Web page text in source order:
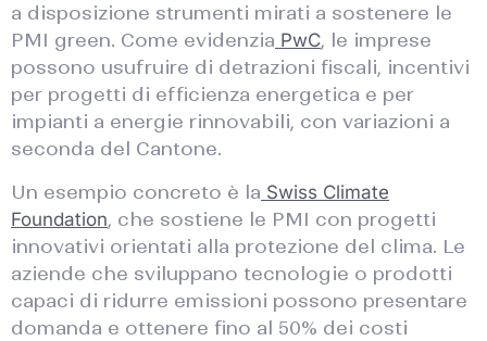
a disposizione strumenti mirati a sostenere le
PMI green. Come evidenzia PwC, le imprese
possono usufruire di detrazioni fiscali, incentivi
per progetti di efficienza energetica e per
impianti a energie rinnovabili, con variazioni a
seconda del Cantone.
Un esempio concreto è la Swiss Climate
Foundation, che sostiene le PMI con progetti
innovativi orientati alla protezione del clima. Le
aziende che sviluppano tecnologie o prodotti
capaci di ridurre emissioni possono presentare
domanda e ottenere fino al 50% dei costi